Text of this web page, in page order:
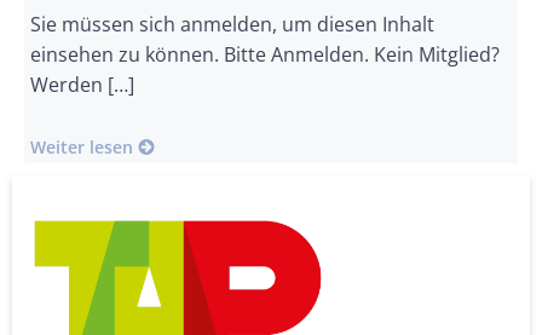
Sie müssen sich anmelden, um diesen Inhalt
einsehen zu können. Bitte Anmelden. Kein Mitglied?
Werden […]
Weiter lesen